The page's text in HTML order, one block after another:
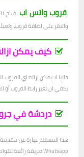
قروب واتس اب متاح
والنقر على اضافة قروب،
كيف يمكن
حاليا لا يمكن ازالة اي
يكفي ان تغير رابط القروب أو
دردشة في
Whatsapp طريقة رائعة للتواصل مع الآخرين. إنها أداة اتصال رائعة عبر الإنترنت.